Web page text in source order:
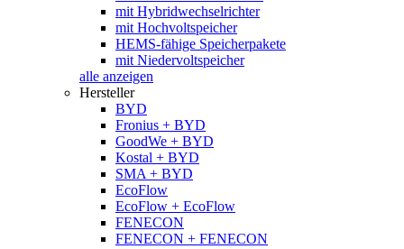
mit Hybridwechselrichter
mit Hochvoltspeicher
HEMS-fähige Speicherpakete
mit Niedervoltspeicher
alle anzeigen
Hersteller
BYD
Fronius + BYD
GoodWe + BYD
Kostal + BYD
SMA + BYD
EcoFlow
EcoFlow + EcoFlow
FENECON
FENECON + FENECON